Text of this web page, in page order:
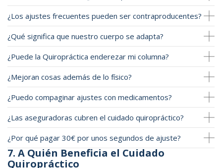
¿Los ajustes frecuentes pueden ser contraproducentes?
¿Qué significa que nuestro cuerpo se adapta?
¿Puede la Quiropráctica enderezar mi columna?
¿Mejoran cosas además de lo físico?
¿Puedo compaginar ajustes con medicamentos?
¿Las aseguradoras cubren el cuidado quiropráctico?
¿Por qué pagar 30€ por unos segundos de ajuste?
7. A Quién Beneficia el Cuidado
Quiropráctico